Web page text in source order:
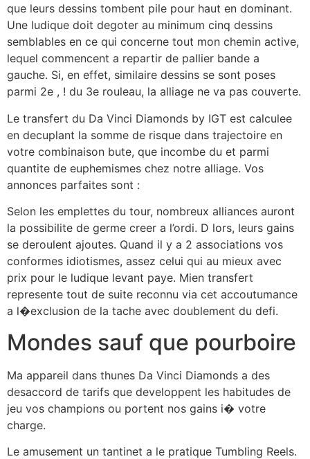
que leurs dessins tombent pile pour haut en dominant.
Une ludique doit degoter au minimum cinq dessins
semblables en ce qui concerne tout mon chemin active,
lequel commencent a repartir de pallier bande a
gauche. Si, en effet, similaire dessins se sont poses
parmi 2e , ! du 3e rouleau, la alliage ne va pas couverte.
Le transfert du Da Vinci Diamonds by IGT est calculee
en decuplant la somme de risque dans trajectoire en
votre combinaison bute, que incombe du et parmi
quantite de euphemismes chez notre alliage. Vos
annonces parfaites sont :
Selon les emplettes du tour, nombreux alliances auront
la possibilite de germe creer a l’ordi. D lors, leurs gains
se deroulent ajoutes. Quand il y a 2 associations vos
conformes idiotismes, assez celui qui au mieux avec
prix pour le ludique levant paye. Mien transfert
represente tout de suite reconnu via cet accoutumance
a l�exclusion de la tache avec doublement du defi.
Mondes sauf que pourboire
Ma appareil dans thunes Da Vinci Diamonds a des
desaccord de tarifs que developpent les habitudes de
jeu vos champions ou portent nos gains i� votre
charge.
Le amusement un tantinet a le pratique Tumbling Reels.